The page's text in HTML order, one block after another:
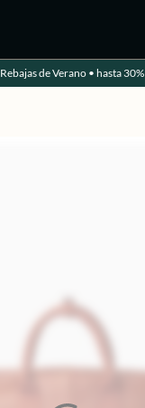
Rebajas de Verano • hasta 30%